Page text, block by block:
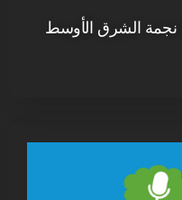
نجمة الشرق الأوسط